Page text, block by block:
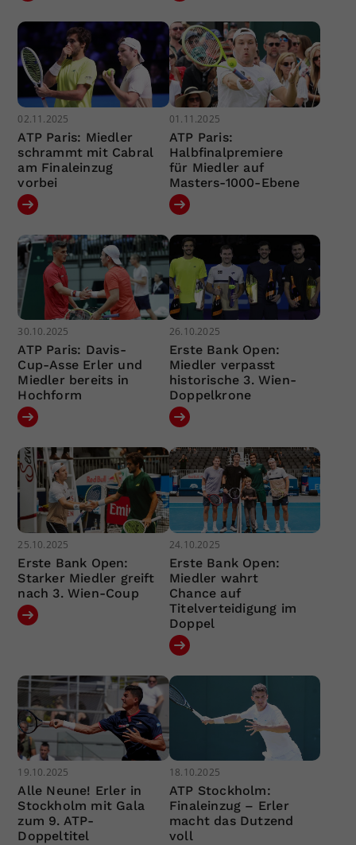
02.11.2025
ATP Paris: Miedler
schrammt mit Cabral
am Finaleinzug
vorbei
01.11.2025
ATP Paris:
Halbfinalpremiere
für Miedler auf
Masters-1000-Ebene
30.10.2025
ATP Paris: Davis-
Cup-Asse Erler und
Miedler bereits in
Hochform
26.10.2025
Erste Bank Open:
Miedler verpasst
historische 3. Wien-
Doppelkrone
25.10.2025
Erste Bank Open:
Starker Miedler greift
nach 3. Wien-Coup
24.10.2025
Erste Bank Open:
Miedler wahrt
Chance auf
Titelverteidigung im
Doppel
19.10.2025
Alle Neune! Erler in
Stockholm mit Gala
zum 9. ATP-
Doppeltitel
18.10.2025
ATP Stockholm:
Finaleinzug – Erler
macht das Dutzend
voll